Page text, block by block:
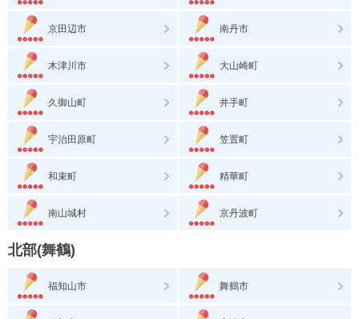
京田辺市 南丹市
木津川市 大山崎町
久御山町 井手町
宇治田原町 笠置町
和束町 精華町
南山城村 京丹波町
北部(舞鶴)
福知山市 舞鶴市